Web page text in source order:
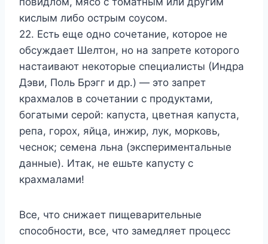
кислым либо острым соусом.
22. Есть еще одно сочетание, которое не
обсуждает Шелтон, но на запрете которого
настаивают некоторые специалисты (Индра
Дэви, Поль Брэгг и др.) — это запрет
крахмалов в соче­тании с продуктами,
богатыми серой: капуста, цветная капуста,
репа, горох, яйца, инжир, лук, морковь,
чеснок; семена льна (экспериментальные
данные). Итак, не ешьте капусту с
крахмалами!
Все, что снижает пищеварительные
способности, все, что замедляет процесс